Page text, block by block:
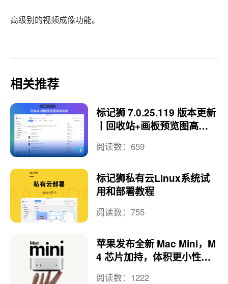
高级别的视频成像功能。
相关推荐
标记狮 7.0.25.119 版本更新
丨回收站+画板预览图高清
导出功能！
阅读数：659
标记狮私有云Linux系统试
用和部署教程
阅读数：755
苹果发布全新 Mac Mini，M
4 芯片加持，体积更小性能
更强
阅读数：1222